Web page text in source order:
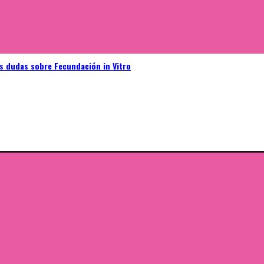
dudas sobre Fecundación in Vitro